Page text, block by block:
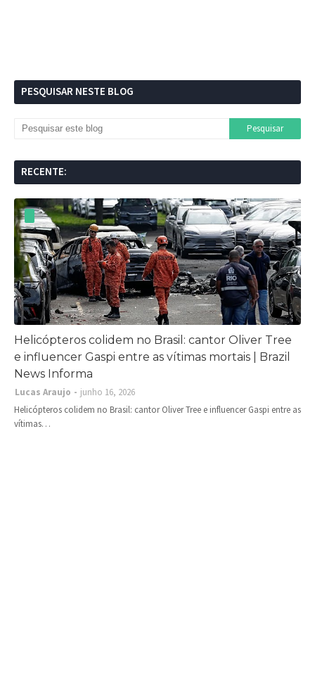
PESQUISAR NESTE BLOG
RECENTE:
Helicópteros colidem no Brasil: cantor Oliver Tree
e influencer Gaspi entre as vítimas mortais | Brazil
News Informa
Lucas Araujo
junho 16, 2026
Helicópteros colidem no Brasil: cantor Oliver Tree e influencer Gaspi entre as
vítimas…